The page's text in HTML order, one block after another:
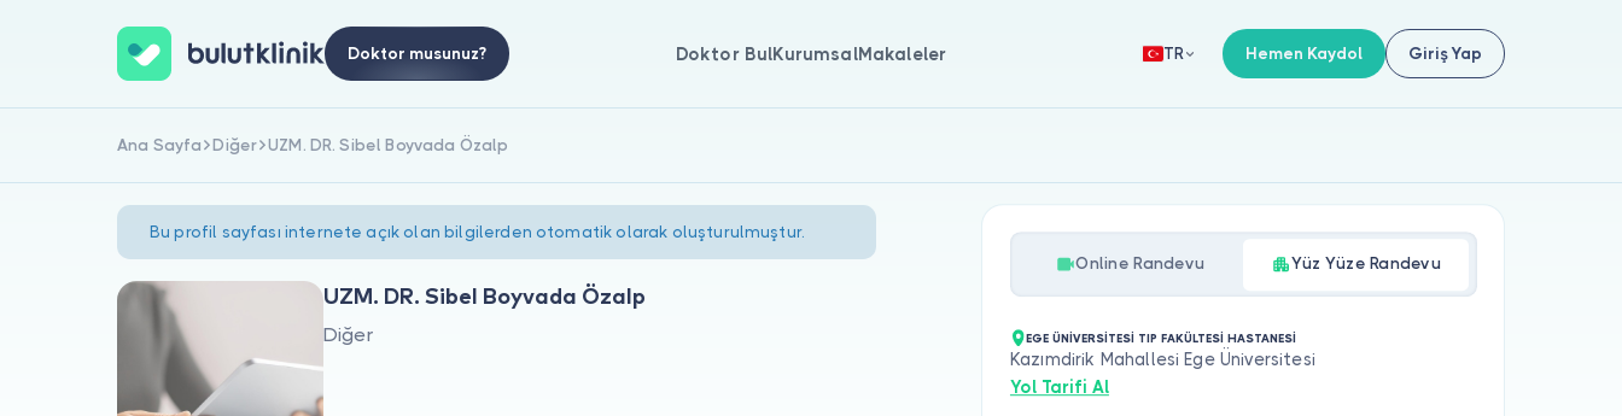
Doktor musunuz? Doktor BulKurumsalMakaleler TR Hemen Kaydol Giriş Yap
Ana Sayfa Diğer UZM. DR. Sibel Boyvada Özalp
Bu profil sayfası internete açık olan bilgilerden otomatik olarak oluşturulmuştur.
UZM. DR. Sibel Boyvada Özalp
Diğer
Online Randevu Yüz Yüze Randevu
EGE ÜNİVERSİTESİ TIP FAKÜLTESİ HASTANESİ
Kazımdirik Mahallesi Ege Üniversitesi
Yol Tarifi Al